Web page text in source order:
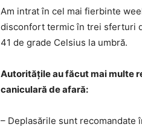
Am intrat în cel mai fierbinte
disconfort termic în trei sferturi
41 de grade Celsius la umbră.
Autoritățile au făcut mai multe
caniculară de afară:
– Deplasările sunt recomandate